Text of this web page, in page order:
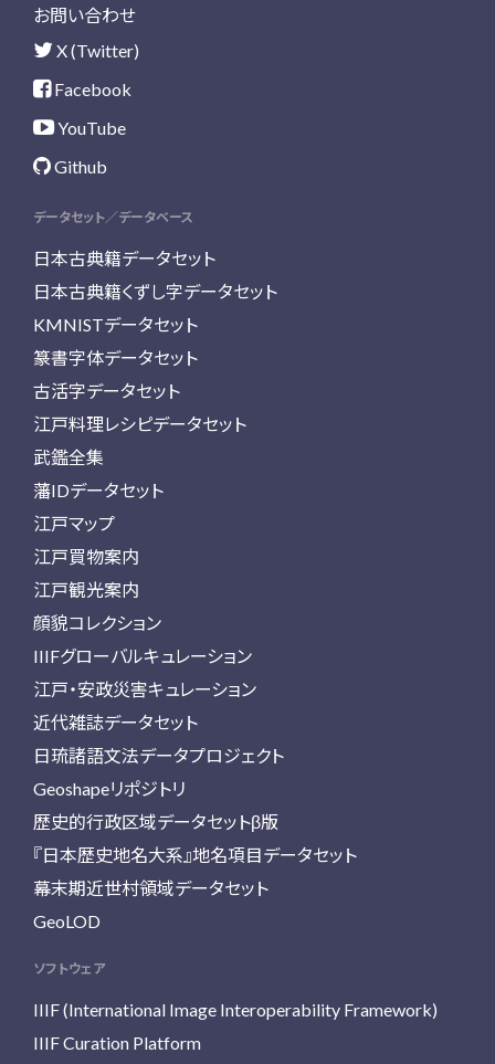
お問い合わせ
X (Twitter)
Facebook
YouTube
Github
データセット／データベース
日本古典籍データセット
日本古典籍くずし字データセット
KMNISTデータセット
篆書字体データセット
古活字データセット
江戸料理レシピデータセット
武鑑全集
藩IDデータセット
江戸マップ
江戸買物案内
江戸観光案内
顔貌コレクション
IIIFグローバルキュレーション
江戸・安政災害キュレーション
近代雑誌データセット
日琉諸語文法データプロジェクト
Geoshapeリポジトリ
歴史的行政区域データセットβ版
『日本歴史地名大系』地名項目データセット
幕末期近世村領域データセット
GeoLOD
ソフトウェア
IIIF (International Image Interoperability Framework)
IIIF Curation Platform